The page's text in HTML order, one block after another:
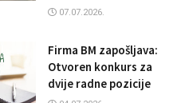
07.07.2026.
Firma BM zapošljava:
Otvoren konkurs za
dvije radne pozicije